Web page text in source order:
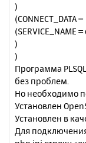
)
(CONNECT_DATA =
(SERVICE_NAME
)
)
Программа
без проблем.
Но необходимо
Установлен
Установлен в
Для